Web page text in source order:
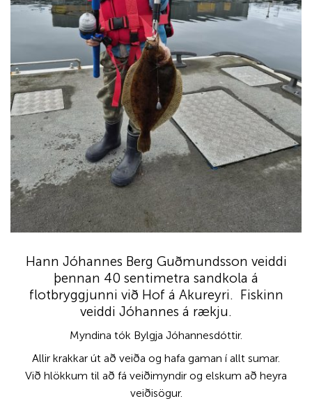
Hann Jóhannes Berg Guðmundsson veiddi
þennan 40 sentimetra sandkola á
flotbryggjunni við Hof á Akureyri. Fiskinn
veiddi Jóhannes á rækju.
Myndina tók Bylgja Jóhannesdóttir.
Allir krakkar út að veiða og hafa gaman í allt sumar.
Við hlökkum til að fá veiðimyndir og elskum að heyra
veiðisögur.